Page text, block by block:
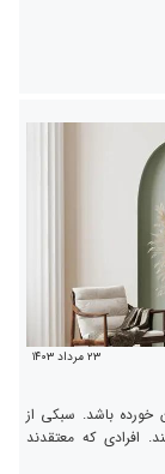
۲۳ مرداد ۱۴۰۳
خورده باشد. سبکی از
افرادی که معتقدند